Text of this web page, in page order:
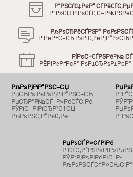
Р“РЅСѓС‡РєР°
Р”Р»СЏ
РљРѕСЂРёСЃРЅР°
Р’РёР±С–СЂ
РЇРєС–СЃРЅРёР№
РЁРІРёРґРєР° РѕР±СЂРѕР±РєР°
РљРѕРјРїР°РЅС–СЏ
РџСЂРѕ РєРѕРјРїР°РЅС–СЋ
РџСЂР°Р№СЃ-Р»РёСЃС‚Рё
РЎРїС–РІРїСЂР°С†СЏ
РљРѕРЅС‚Р°РєС‚Рё
РџРѕСЃР»СѓРіРё
РЎР°РјРѕРІРёРІС–Р·